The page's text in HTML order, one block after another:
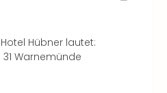
Hübner lautet:
Warnemünde